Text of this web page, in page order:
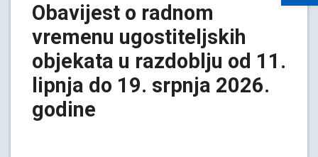
Obavijest o radnom
vremenu ugostiteljskih
objekata u razdoblju od 11.
lipnja do 19. srpnja 2026.
godine